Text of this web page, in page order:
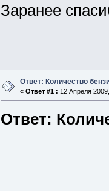
Заранее
Ответ: Количество
« Ответ #1 : 12 Апреля
Ответ: